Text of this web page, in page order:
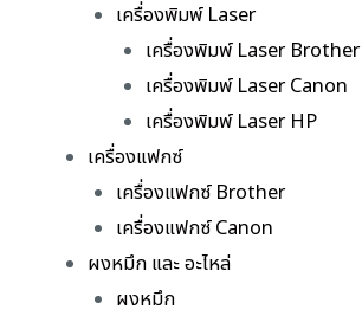
เครื่องพิมพ์ Laser
เครื่องพิมพ์ Laser Brother
เครื่องพิมพ์ Laser Canon
เครื่องพิมพ์ Laser HP
เครื่องแฟกซ์
เครื่องแฟกซ์ Brother
เครื่องแฟกซ์ Canon
ผงหมึก และ อะไหล่
ผงหมึก